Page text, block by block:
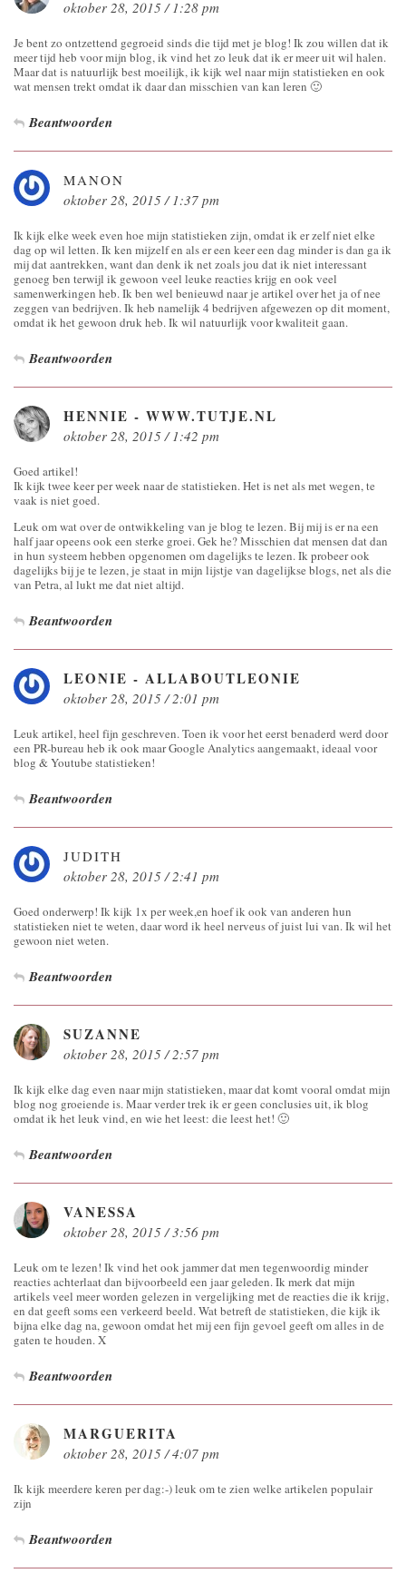
oktober 28, 2015 / 1:28 pm
Je bent zo ontzettend gegroeid sinds die tijd met je blog! Ik zou willen dat ik
meer tijd heb voor mijn blog, ik vind het zo leuk dat ik er meer uit wil halen.
Maar dat is natuurlijk best moeilijk, ik kijk wel naar mijn statistieken en ook
wat mensen trekt omdat ik daar dan misschien van kan leren 🙂
Beantwoorden
MANON
oktober 28, 2015 / 1:37 pm
Ik kijk elke week even hoe mijn statistieken zijn, omdat ik er zelf niet elke
dag op wil letten. Ik ken mijzelf en als er een keer een dag minder is dan ga ik
mij dat aantrekken, want dan denk ik net zoals jou dat ik niet interessant
genoeg ben terwijl ik gewoon veel leuke reacties krijg en ook veel
samenwerkingen heb. Ik ben wel benieuwd naar je artikel over het ja of nee
zeggen van bedrijven. Ik heb namelijk 4 bedrijven afgewezen op dit moment,
omdat ik het gewoon druk heb. Ik wil natuurlijk voor kwaliteit gaan.
Beantwoorden
HENNIE - WWW.TUTJE.NL
oktober 28, 2015 / 1:42 pm
Goed artikel!
Ik kijk twee keer per week naar de statistieken. Het is net als met wegen, te
vaak is niet goed.
Leuk om wat over de ontwikkeling van je blog te lezen. Bij mij is er na een
half jaar opeens ook een sterke groei. Gek he? Misschien dat mensen dat dan
in hun systeem hebben opgenomen om dagelijks te lezen. Ik probeer ook
dagelijks bij je te lezen, je staat in mijn lijstje van dagelijkse blogs, net als die
van Petra, al lukt me dat niet altijd.
Beantwoorden
LEONIE - ALLABOUTLEONIE
oktober 28, 2015 / 2:01 pm
Leuk artikel, heel fijn geschreven. Toen ik voor het eerst benaderd werd door
een PR-bureau heb ik ook maar Google Analytics aangemaakt, ideaal voor
blog & Youtube statistieken!
Beantwoorden
JUDITH
oktober 28, 2015 / 2:41 pm
Goed onderwerp! Ik kijk 1x per week,en hoef ik ook van anderen hun
statistieken niet te weten, daar word ik heel nerveus of juist lui van. Ik wil het
gewoon niet weten.
Beantwoorden
SUZANNE
oktober 28, 2015 / 2:57 pm
Ik kijk elke dag even naar mijn statistieken, maar dat komt vooral omdat mijn
blog nog groeiende is. Maar verder trek ik er geen conclusies uit, ik blog
omdat ik het leuk vind, en wie het leest: die leest het! 🙂
Beantwoorden
VANESSA
oktober 28, 2015 / 3:56 pm
Leuk om te lezen! Ik vind het ook jammer dat men tegenwoordig minder
reacties achterlaat dan bijvoorbeeld een jaar geleden. Ik merk dat mijn
artikels veel meer worden gelezen in vergelijking met de reacties die ik krijg,
en dat geeft soms een verkeerd beeld. Wat betreft de statistieken, die kijk ik
bijna elke dag na, gewoon omdat het mij een fijn gevoel geeft om alles in de
gaten te houden. X
Beantwoorden
MARGUERITA
oktober 28, 2015 / 4:07 pm
Ik kijk meerdere keren per dag:-) leuk om te zien welke artikelen populair
zijn
Beantwoorden